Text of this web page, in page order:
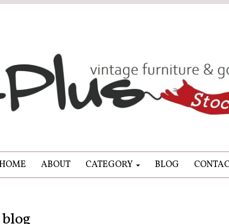
ABOUT CATEGORY BLOG
blog